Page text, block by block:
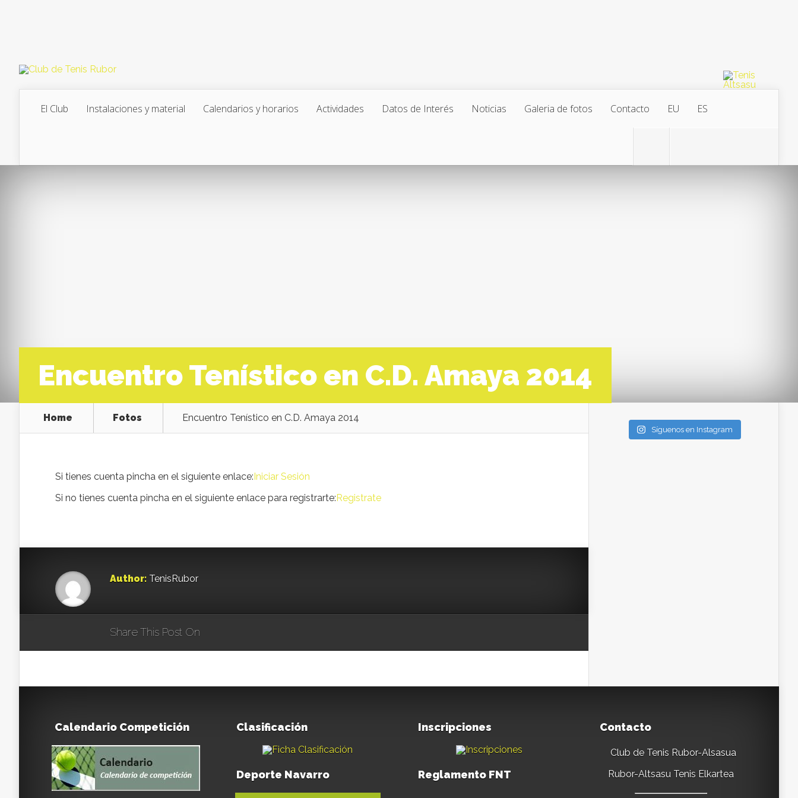
El Club Instalaciones y material Calendarios y horarios Actividades Datos de Interés Noticias Galeria de fotos Contacto EU ES
Encuentro Tenístico en C.D. Amaya 2014
Home Fotos Encuentro Tenístico en C.D. Amaya 2014
Si tienes cuenta pincha en el siguiente enlace:Iniciar Sesión
Si no tienes cuenta pincha en el siguiente enlace para registrarte:Registrate
Author: TenisRubor
Share This Post On
Síguenos en Instagram
Calendario Competición Clasificación
Deporte Navarro
Inscripciones
Reglamento FNT
Contacto
Club de Tenis Rubor-Alsasua
Rubor-Altsasu Tenis Elkartea